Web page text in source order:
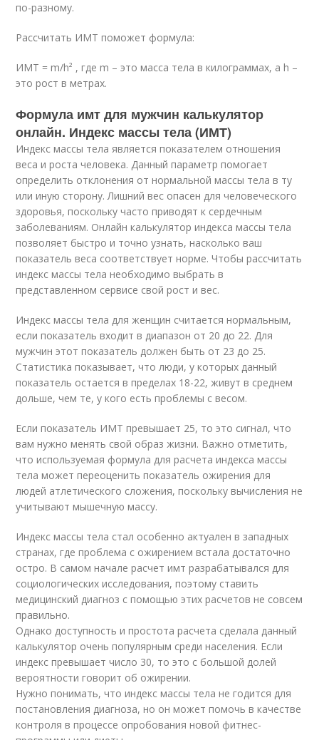
по-разному.
Рассчитать ИМТ поможет формула:
ИМТ = m/h² , где m – это масса тела в килограммах, а h –
это рост в метрах.
Формула имт для мужчин калькулятор
онлайн. Индекс массы тела (ИМТ)
Индекс массы тела является показателем отношения
веса и роста человека. Данный параметр помогает
определить отклонения от нормальной массы тела в ту
или иную сторону. Лишний вес опасен для человеческого
здоровья, поскольку часто приводят к сердечным
заболеваниям. Онлайн калькулятор индекса массы тела
позволяет быстро и точно узнать, насколько ваш
показатель веса соответствует норме. Чтобы рассчитать
индекс массы тела необходимо выбрать в
представленном сервисе свой рост и вес.
Индекс массы тела для женщин считается нормальным,
если показатель входит в диапазон от 20 до 22. Для
мужчин этот показатель должен быть от 23 до 25.
Статистика показывает, что люди, у которых данный
показатель остается в пределах 18-22, живут в среднем
дольше, чем те, у кого есть проблемы с весом.
Если показатель ИМТ превышает 25, то это сигнал, что
вам нужно менять свой образ жизни. Важно отметить,
что используемая формула для расчета индекса массы
тела может переоценить показатель ожирения для
людей атлетического сложения, поскольку вычисления не
учитывают мышечную массу.
Индекс массы тела стал особенно актуален в западных
странах, где проблема с ожирением встала достаточно
остро. В самом начале расчет имт разрабатывался для
социологических исследования, поэтому ставить
медицинский диагноз с помощью этих расчетов не совсем
правильно.
Однако доступность и простота расчета сделала данный
калькулятор очень популярным среди населения. Если
индекс превышает число 30, то это с большой долей
вероятности говорит об ожирении.
Нужно понимать, что индекс массы тела не годится для
постановления диагноза, но он может помочь в качестве
контроля в процессе опробования новой фитнес-